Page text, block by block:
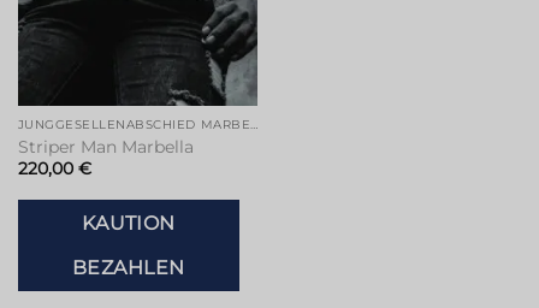
JUNGGESELLENABSCHIED MARBELLA
Striper Man Marbella
220,00 €
KAUTION
BEZAHLEN